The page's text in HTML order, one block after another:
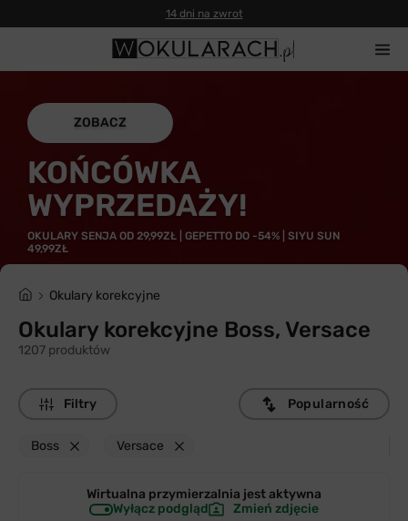
14 dni na zwrot
ZOBACZ
KOŃCÓWKA
WYPRZEDAŻY!
OKULARY SENJA OD 29,99ZŁ | GEPETTO DO -54% | SIYU SUN
49,99ZŁ
Okulary korekcyjne
Okulary korekcyjne Boss, Versace
1207 produktów
Filtry
Boss Versace
Popularność
Wirtualna przymierzalnia jestaktywna
Wyłącz podgląd
Zmień zdjęcie